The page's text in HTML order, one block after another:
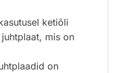
ketiõli
mis on
on